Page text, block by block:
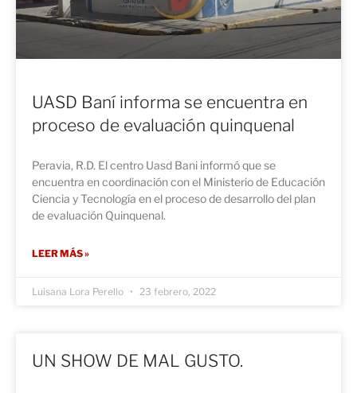
UASD Baní informa se encuentra en
proceso de evaluación quinquenal
Peravia, R.D. El centro Uasd Bani informó que se
encuentra en coordinación con el Ministerio de Educación
Ciencia y Tecnología en el proceso de desarrollo del plan
de evaluación Quinquenal.
LEER MÁS »
Luisana Lora Perello 23 febrero, 2022
UN SHOW DE MAL GUSTO.